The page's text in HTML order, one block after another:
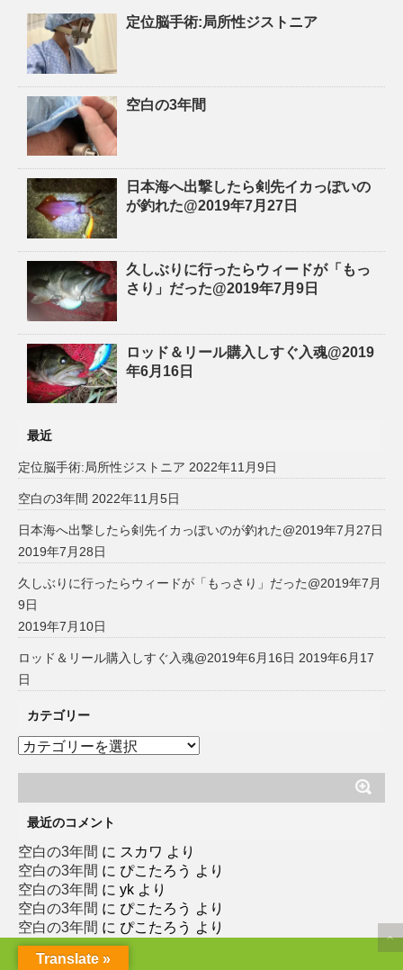
定位脳手術:局所性ジストニア
空白の3年間
日本海へ出撃したら剣先イカっぽいの
が釣れた@2019年7月27日
久しぶりに行ったらウィードが「もっ
さり」だった@2019年7月9日
ロッド＆リール購入しすぐ入魂@2019
年6月16日
最近
定位脳手術:局所性ジストニア 2022年11月9日
空白の3年間 2022年11月5日
日本海へ出撃したら剣先イカっぽいのが釣れた@2019年7月27日
2019年7月28日
久しぶりに行ったらウィードが「もっさり」だった@2019年7月
9日
2019年7月10日
ロッド＆リール購入しすぐ入魂@2019年6月16日 2019年6月17
日
カテゴリー
カ
リ
ー最近のコメント
空白の3年間 に スカワ より
空白の3年間 に ぴこたろう より
空白の3年間 に yk より
空白の3年間 に ぴこたろう より
空白の3年間 に ぴこたろう より
Translate »